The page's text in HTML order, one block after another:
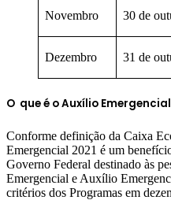
Novembro 30 de
Dezembro 31 de
O que é o Auxílio Emergencial
Conforme definição da Caixa
Emergencial 2021 é um
Governo Federal destinado às
Emergencial e Auxílio
critérios dos Programas em